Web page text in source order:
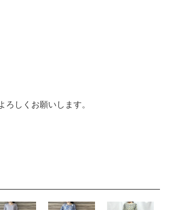
しくお願いします。